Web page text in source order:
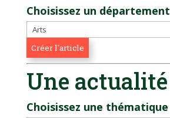
Choisissez un département
Une actualité
Choisissez une thématique